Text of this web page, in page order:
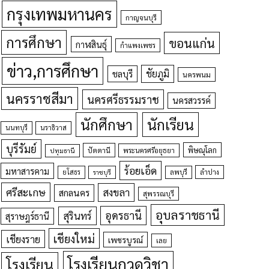
กรุงเทพมหานคร กาญจนบุรี
การศึกษา กาฬสินธุ์ กำแพงเพชร ขอนแก่น
ข่าว,การศึกษา ชลบุรี ชัยภูมิ นครพนม
นครราชสีมา นครศรีธรรมราช นครสวรรค์
นนทบุรี นราธิวาส นักศึกษา นักเรียน
บุรีรัมย์ ปทุมธานี ปัตตานี พระนครศรีอยุธยา พิษณุโลก
มหาสารคาม ยโสธร ราชบุรี ร้อยเอ็ด ลพบุรี ลำปาง
ศรีสะเกษ สกลนคร สงขลา สุพรรณบุรี
สุราษฎร์ธานี สุรินทร์ อุดรธานี อุบลราชธานี
เชียงราย เชียงใหม่ เพชรบูรณ์ เลย
โรงเรียน โรงเรียนกวดวิชา